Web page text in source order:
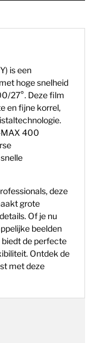
is een
hoge snelheid
27°. Deze film
en fijne korrel,
MAX 400
deze
grote
Of je nu
beelden
de perfecte
Ontdek de
met deze